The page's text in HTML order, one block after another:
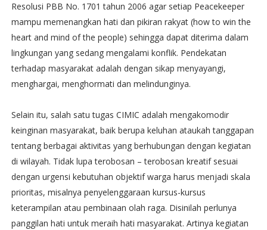
Resolusi PBB No. 1701 tahun 2006 agar setiap Peacekeeper
mampu memenangkan hati dan pikiran rakyat (how to win the
heart and mind of the people) sehingga dapat diterima dalam
lingkungan yang sedang mengalami konflik. Pendekatan
terhadap masyarakat adalah dengan sikap menyayangi,
menghargai, menghormati dan melindunginya.
Selain itu, salah satu tugas CIMIC adalah mengakomodir
keinginan masyarakat, baik berupa keluhan ataukah tanggapan
tentang berbagai aktivitas yang berhubungan dengan kegiatan
di wilayah. Tidak lupa terobosan – terobosan kreatif sesuai
dengan urgensi kebutuhan objektif warga harus menjadi skala
prioritas, misalnya penyelenggaraan kursus-kursus
keterampilan atau pembinaan olah raga. Disinilah perlunya
panggilan hati untuk meraih hati masyarakat. Artinya kegiatan